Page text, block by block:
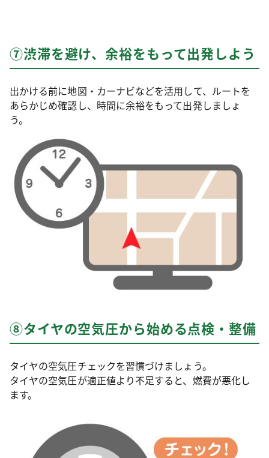
⑦渋滞を避け、余裕をもって出発しよう
出かける前に地図・カーナビなどを活用して、ルートを
あらかじめ確認し、時間に余裕をもって出発しましょ
う。
⑧タイヤの空気圧から始める点検・整備
タイヤの空気圧チェックを習慣づけましょう。
タイヤの空気圧が適正値より不足すると、燃費が悪化し
ます。